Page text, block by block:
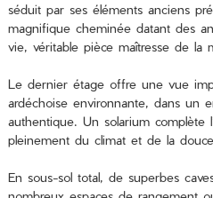
séduit par ses éléments anciens
magnifique cheminée datant des
vie, véritable pièce maîtresse de la
Le dernier étage offre une vue
ardéchoise environnante, dans un
authentique. Un solarium complète
pleinement du climat et de la
En sous-sol total, de superbes